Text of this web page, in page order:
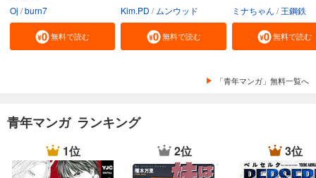
あらすじを表示する
会社をやめて馬主やります！ ― アキコノユメヲ ― 37
あらすじを表示する
会社をやめて馬主やります！ ― アキコノユメヲ ― 38
110円 (税込)
カート
Oj burn7
無料で読む
Kim.PD ムンウッド
無料で読む
ミナちゃん 王鋼鉄
無料で読む
「青年マンガ」無料一覧へ
青年マンガ ランキング
1位 2位 3位